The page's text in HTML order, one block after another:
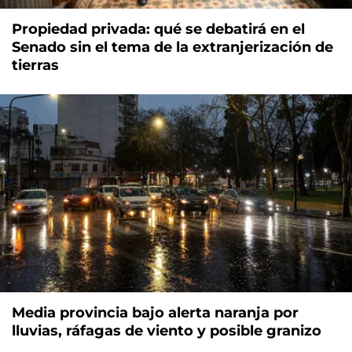
Propiedad privada: qué se debatirá en el
Senado sin el tema de la extranjerización de
tierras
Media provincia bajo alerta naranja por
lluvias, ráfagas de viento y posible granizo